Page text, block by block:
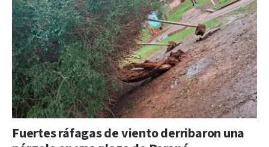
Fuertes ráfagas de viento derribaron una